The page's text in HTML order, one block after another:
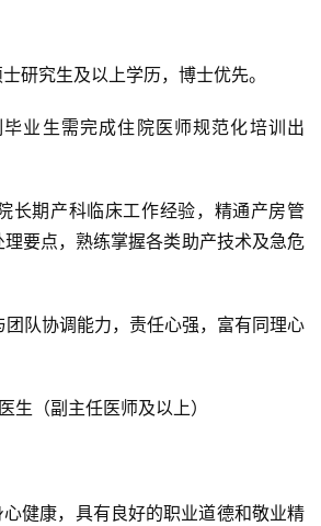
研究生及以上学历，博士优先。
业生需完成住院医师规范化培训出
长期产科临床工作经验，精通产房管
要点，熟练掌握各类助产技术及急危
队协调能力，责任心强，富有同理心
生（副主任医师及以上）
健康，具有良好的职业道德和敬业精